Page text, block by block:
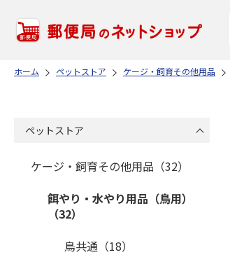
ホーム ペットストア ケージ・飼育その他用品
ペットストア
ケージ・飼育その他用品（32）
餌やり・水やり用品（鳥用）
（32）
鳥共通（18）